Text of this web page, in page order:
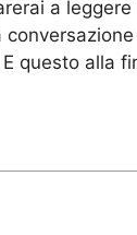
a leggere
questo alla